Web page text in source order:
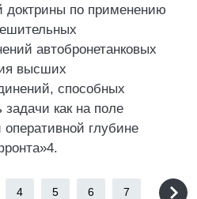
доктрины по применению
автобронетанковых
высших
способных
как на поле
глубине
4 5 6 7